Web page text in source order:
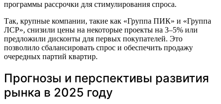
программы рассрочки для стимулирования спроса.
Так, крупные компании, такие как «Группа ПИК» и «Группа
ЛСР», снизили цены на некоторые проекты на 3–5% или
предложили дисконты для первых покупателей. Это
позволило сбалансировать спрос и обеспечить продажу
очередных партий квартир.
Прогнозы и перспективы развития
рынка в 2025 году